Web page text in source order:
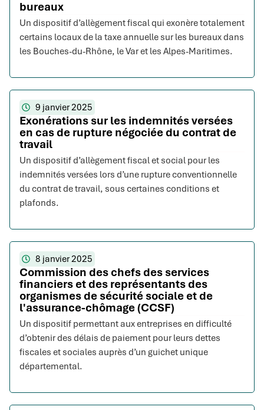
bureaux
Un dispositif d’allègement fiscal qui exonère totalement
certains locaux de la taxe annuelle sur les bureaux dans
les Bouches-du-Rhône, le Var et les Alpes-Maritimes.
9 janvier 2025
Exonérations sur les indemnités versées
en cas de rupture négociée du contrat de
travail
Un dispositif d’allègement fiscal et social pour les
indemnités versées lors d’une rupture conventionnelle
du contrat de travail, sous certaines conditions et
plafonds.
8 janvier 2025
Commission des chefs des services
financiers et des représentants des
organismes de sécurité sociale et de
l'assurance-chômage (CCSF)
Un dispositif permettant aux entreprises en difficulté
d’obtenir des délais de paiement pour leurs dettes
fiscales et sociales auprès d’un guichet unique
départemental.